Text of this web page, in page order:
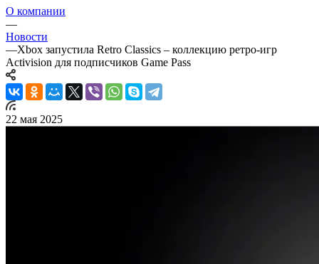
О компании
—
Новости
—Xbox запустила Retro Classics – коллекцию ретро-игр
Activision для подписчиков Game Pass
22 мая 2025